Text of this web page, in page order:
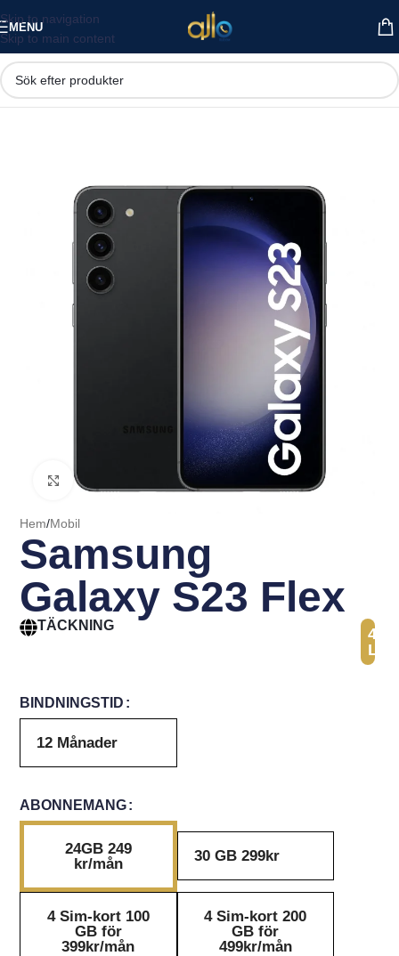
Skip to navigation
Skip to main content
MENU
Hem/Mobil
Samsung
Galaxy S23 Flex
TÄCKNING
41
BINDNINGSTID
12 Månader
ABONNEMANG
24GB 249
kr/mån
30 GB 299kr
4 Sim-kort 100
GB för
399kr/mån
4 Sim-kort 200
GB för
499kr/mån
Click to enlarge